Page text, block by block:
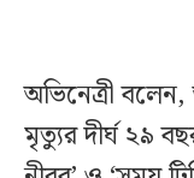
অভিনেত্রী
মৃত্যুর দীর্ঘ ২৯